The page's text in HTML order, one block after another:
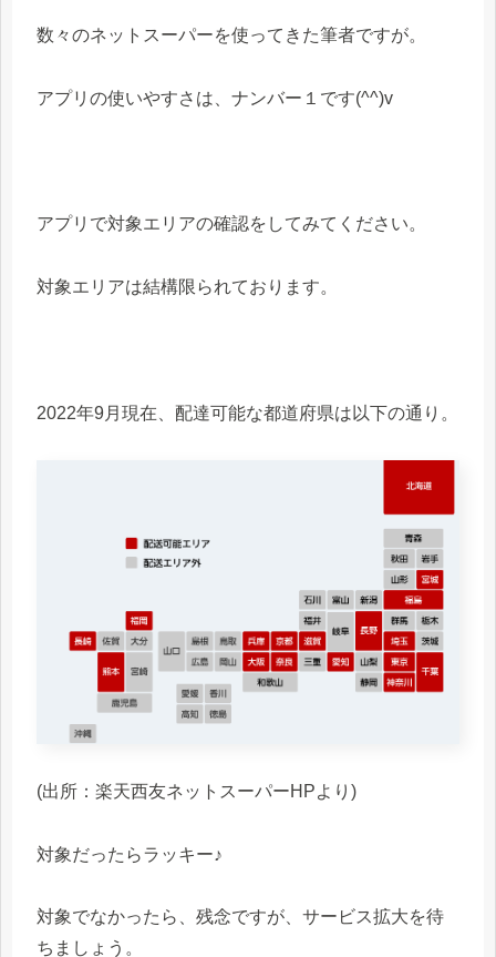
数々のネットスーパーを使ってきた筆者ですが。
アプリの使いやすさは、ナンバー１です(^^)v
アプリで対象エリアの確認をしてみてください。
対象エリアは結構限られております。
2022年9月現在、配達可能な都道府県は以下の通り。
(出所：楽天西友ネットスーパーHPより)
対象だったらラッキー♪
対象でなかったら、残念ですが、サービス拡大を待
ちましょう。